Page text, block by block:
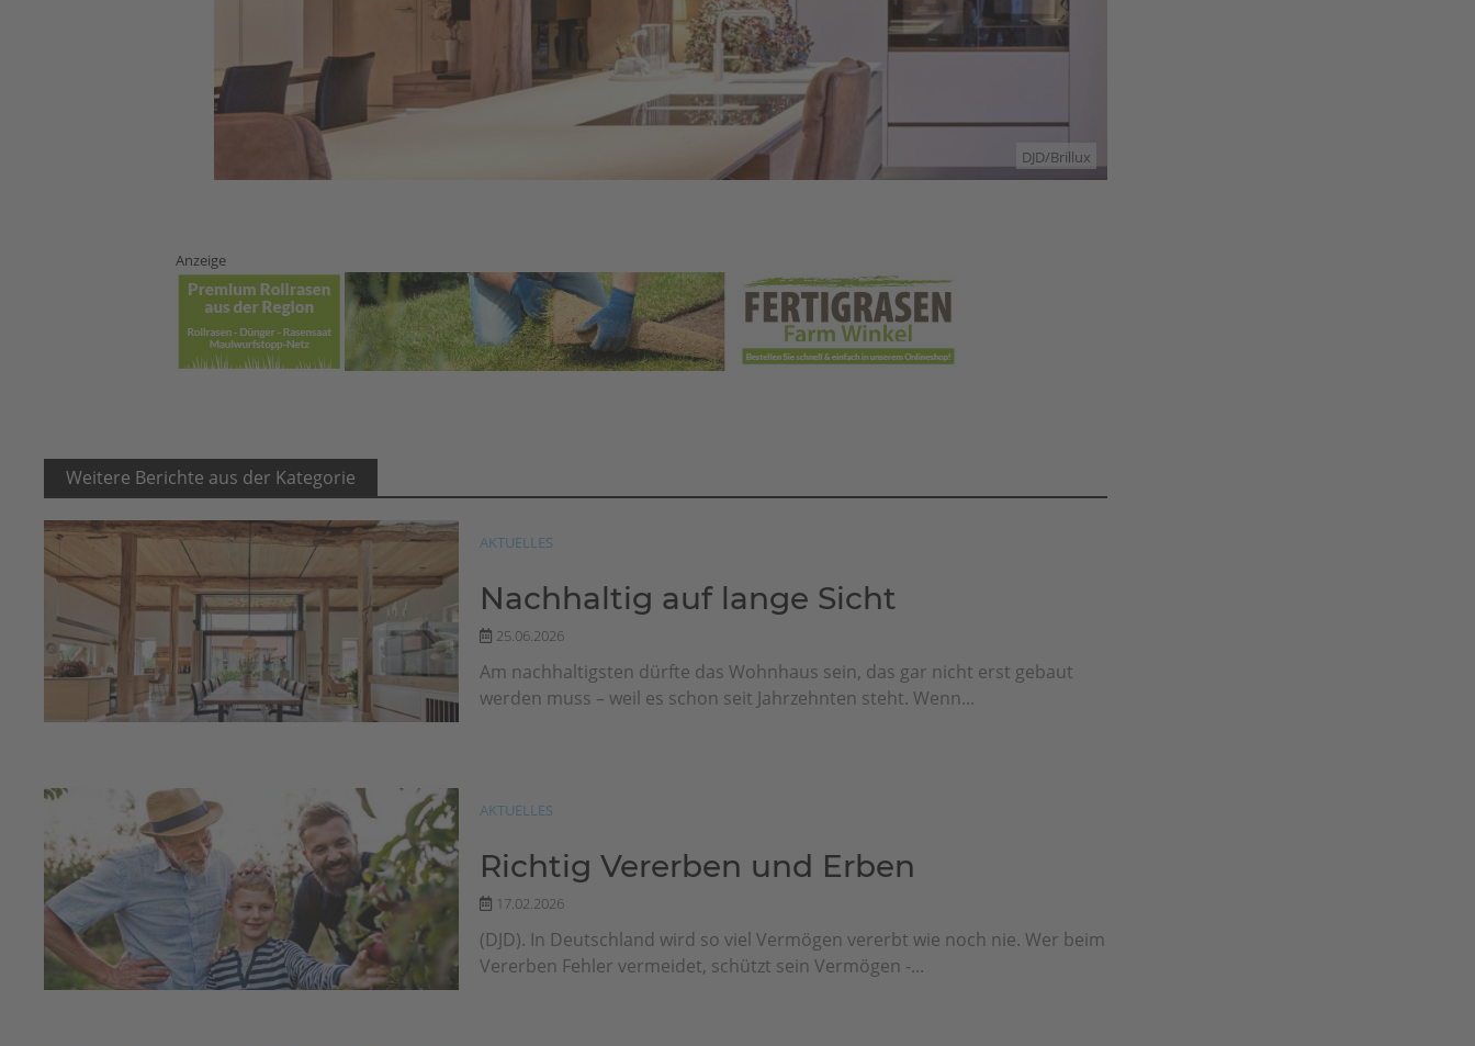
DJD/Brillux
Anzeige
Weitere Berichte aus der Kategorie
AKTUELLES
Nachhaltig auf lange Sicht
25.06.2026
Am nachhaltigsten dürfte das Wohnhaus sein, das gar nicht erst gebaut
werden muss – weil es schon seit Jahrzehnten steht. Wenn...
AKTUELLES
Richtig Vererben und Erben
17.02.2026
(DJD). In Deutschland wird so viel Vermögen vererbt wie noch nie. Wer beim
Vererben Fehler vermeidet, schützt sein Vermögen -...